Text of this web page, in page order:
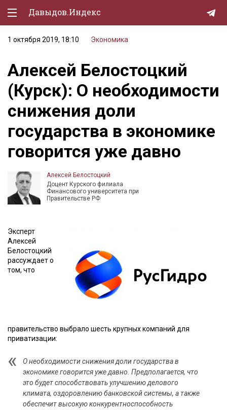
Давыдов.Индекс
Политическая жизнь
Экономика
Природа
Образование
Спорт
Культура
Lifestyle
Мурзилка
1 октября 2019, 18:10 Экономика
Алексей Белостоцкий
(Курск): О необходимости
снижения доли
государства в экономике
говорится уже давно
Алексей Белостоцкий
Доцент Курского филиала
Финансового университета при
Правительстве РФ
Эксперт
Алексей
Белостоцкий
рассуждает о
том, что
правительство выбрало шесть крупных компаний для
приватизации:
О необходимости снижения доли государства в
экономике говорится уже давно. Предполагается, что
это будет способствовать улучшению делового
климата, оздоровлению банковской системы, а также
обеспечит высокую конкурентноспособность